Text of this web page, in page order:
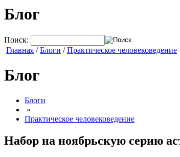
Блог
Поиск:
Главная /Блоги /Практическое человековедение
Блог
Блоги
»
Практическое человековедение
Набор на ноябрьскую серию